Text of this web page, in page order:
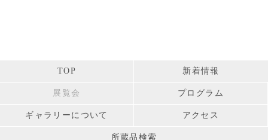
TOP 新着情報
展覧会 プログラム
ギャラリーについて アクセス
所蔵品検索